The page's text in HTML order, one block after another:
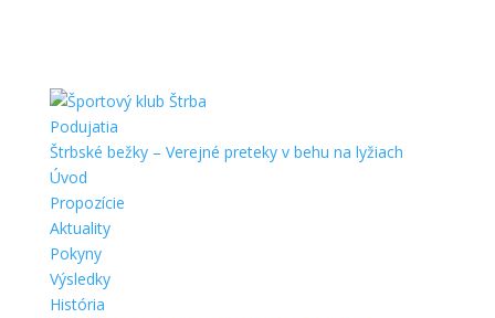
Podujatia
Štrbské bežky – Verejné preteky v behu na lyžiach
Úvod
Propozície
Aktuality
Pokyny
Výsledky
História